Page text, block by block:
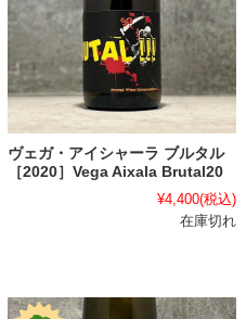
ヴェガ・アイシャーラ ブルタル
［2020］Vega Aixala Brutal20
¥4,400(税込)
在庫切れ